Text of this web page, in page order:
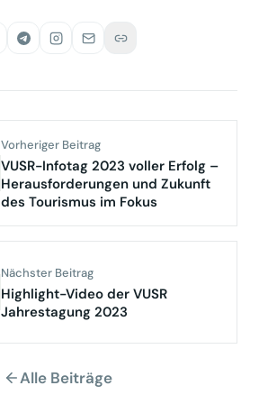
Vorheriger Beitrag
VUSR-Infotag 2023 voller Erfolg –
Herausforderungen und Zukunft
des Tourismus im Fokus
Nächster Beitrag
Highlight-Video der VUSR
Jahrestagung 2023
Alle Beiträge